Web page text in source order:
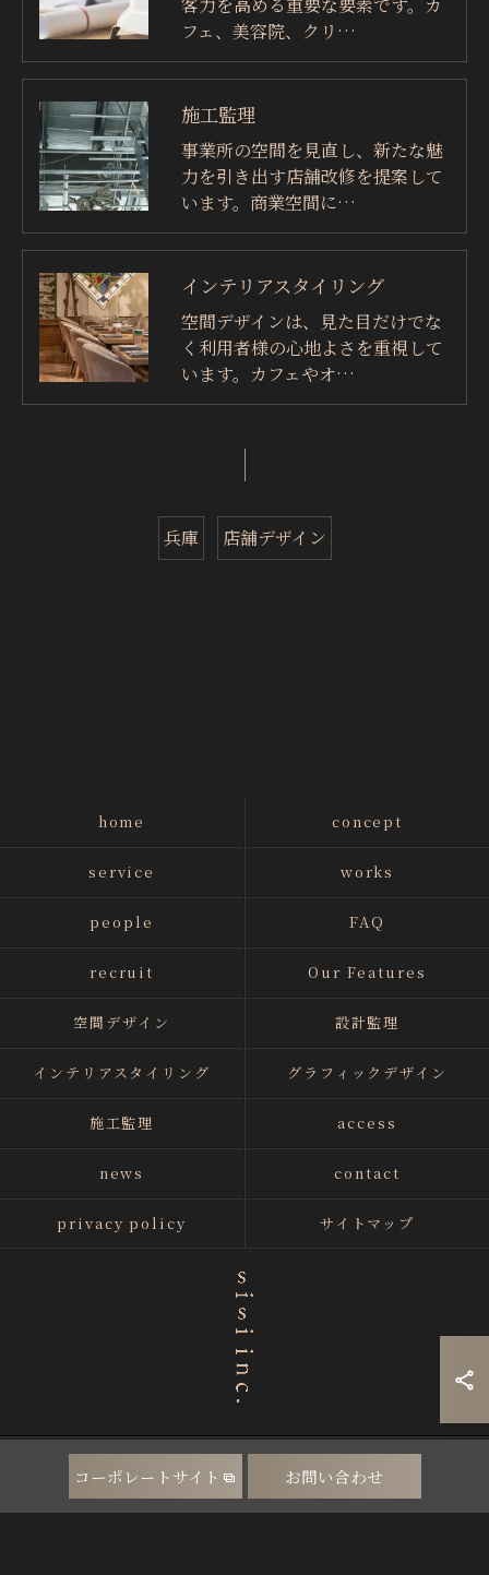
フェ、美容院、クリ…
施工監理
事業所の空間を見直し、新たな魅
力を引き出す店舗改修を提案して
います。商業空間に…
インテリアスタイリング
空間デザインは、見た目だけでな
く利用者様の心地よさを重視して
います。カフェやオ…
兵庫 店舗デザイン
コーポレートサイト お問い合わせ
home concept
service works
people FAQ
recruit Our Features
空間デザイン 設計監理
インテリアスタイリング グラフィックデザイン
施工監理 access
news contact
privacy policy サイトマップ
RIGHTS RESERVED.